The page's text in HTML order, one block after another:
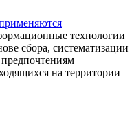
технологии
сбора, систематизации
на территории